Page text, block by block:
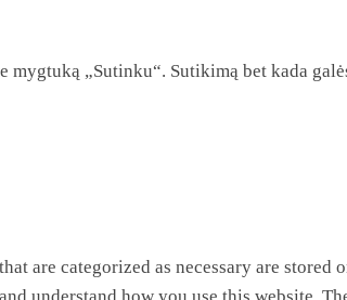
„Sutinku“. Sutikimą bet kada
are categorized as necessary are stored